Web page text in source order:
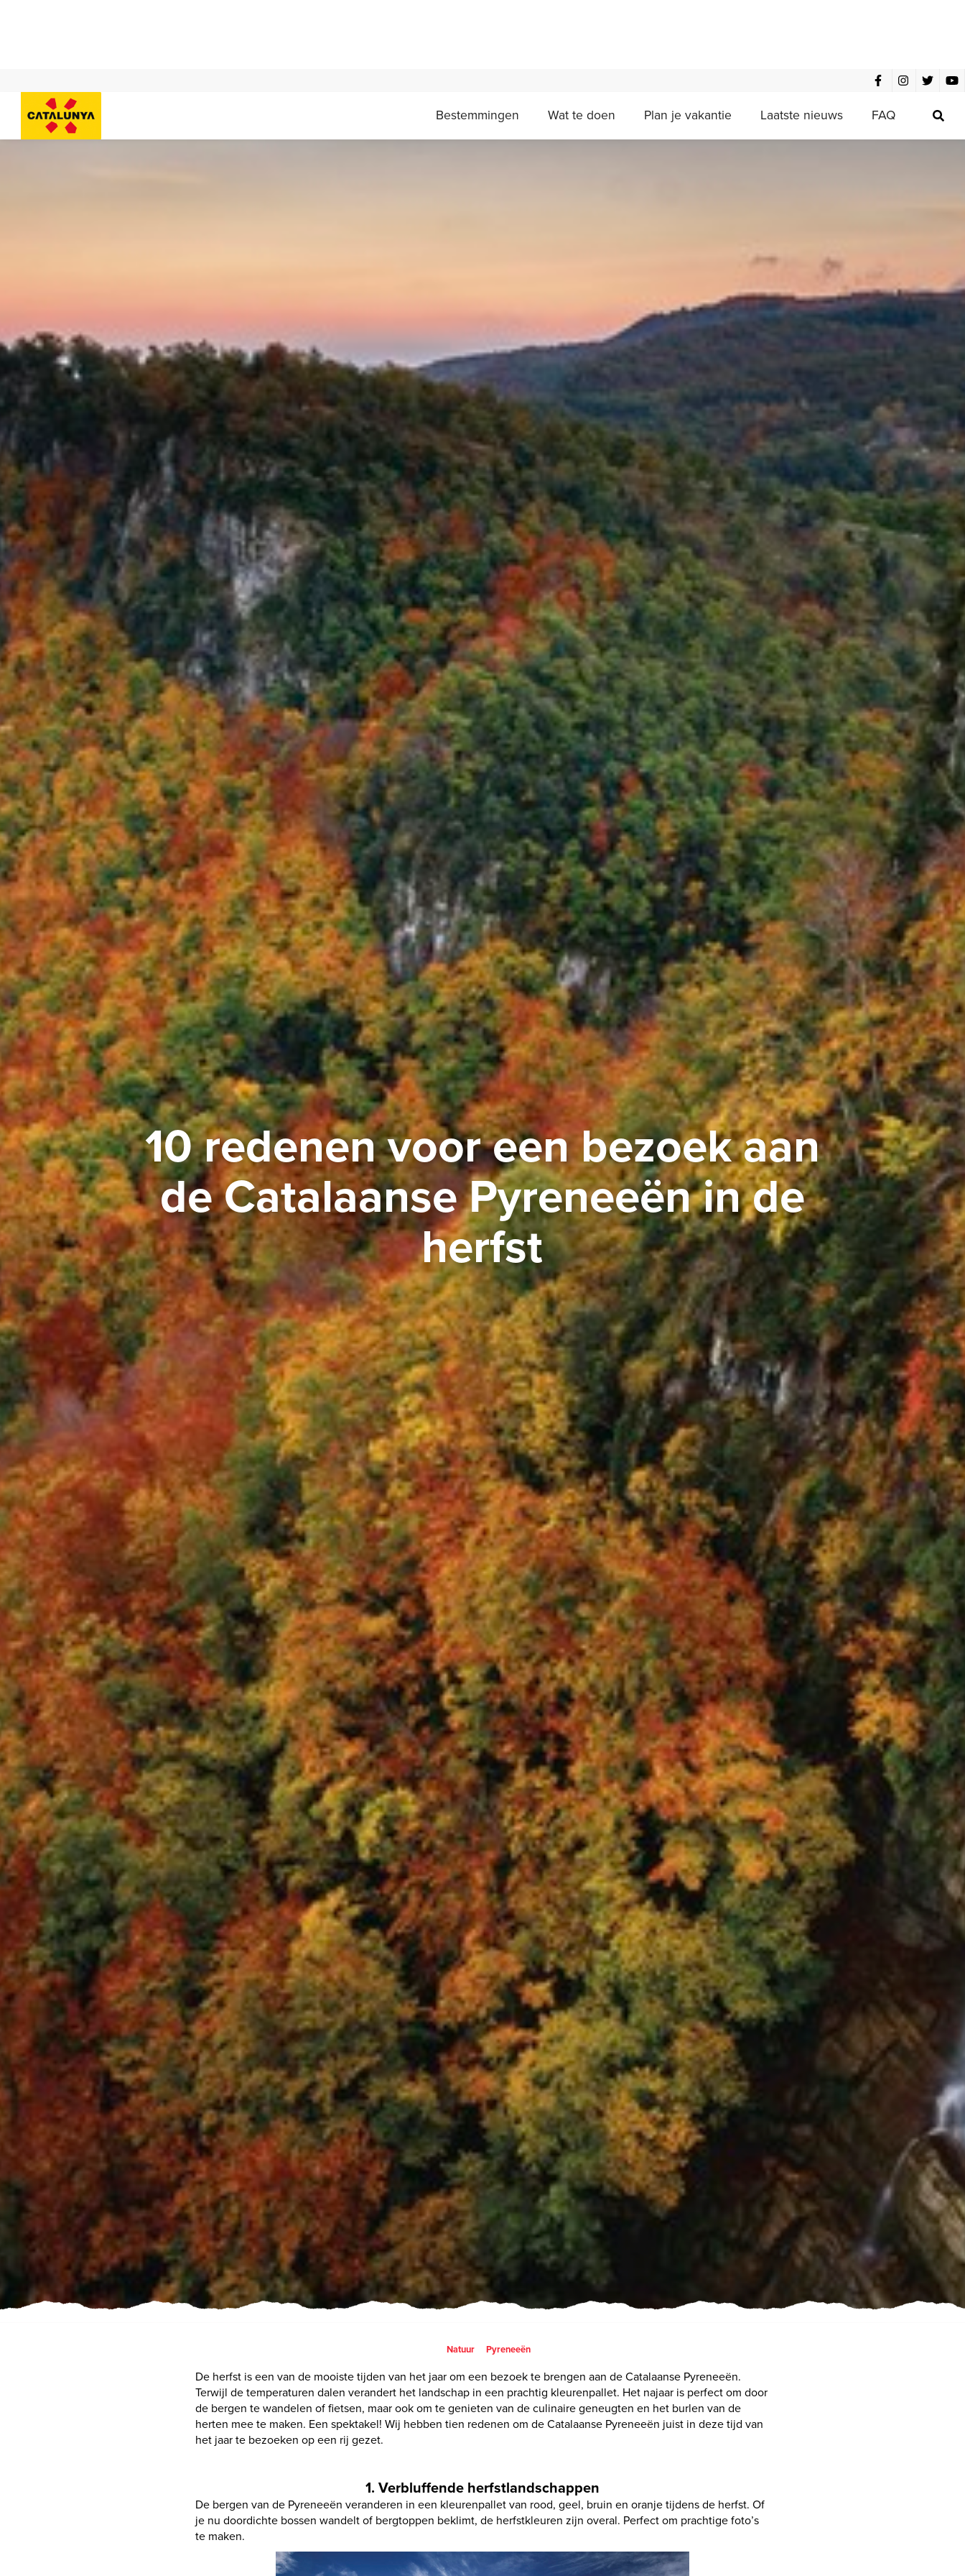
Bestemmingen Wat te doen Plan je vakantie Laatste nieuws FAQ
10 redenen voor een bezoek aan
de Catalaanse Pyreneeën in de
herfst
Natuur Pyreneeën
De herfst is een van de mooiste tijden van het jaar om een bezoek te brengen aan de Catalaanse Pyreneeën.
Terwijl de temperaturen dalen verandert het landschap in een prachtig kleurenpallet. Het najaar is perfect om door
de bergen te wandelen of fietsen, maar ook om te genieten van de culinaire geneugten en het burlen van de
herten mee te maken. Een spektakel! Wij hebben tien redenen om de Catalaanse Pyreneeën juist in deze tijd van
het jaar te bezoeken op een rij gezet.
1. Verbluffende herfstlandschappen
De bergen van de Pyreneeën veranderen in een kleurenpallet van rood, geel, bruin en oranje tijdens de herfst. Of
je nu doordichte bossen wandelt of bergtoppen beklimt, de herfstkleuren zijn overal. Perfect om prachtige foto’s
te maken.